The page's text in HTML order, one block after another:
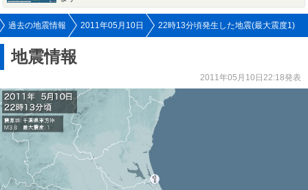
過去の地震情報 2011年05月10日 22時13分頃発生した地震(最大震度1)
地震情報
2011年05月10日22:18発表